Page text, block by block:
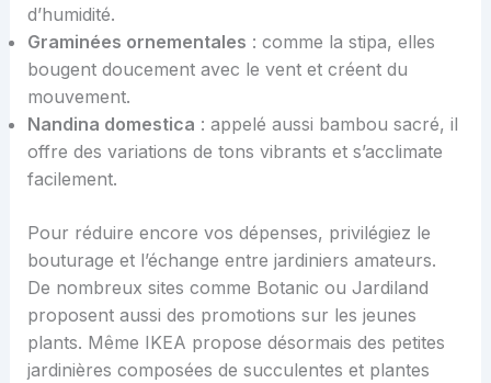
d’humidité.
Graminées ornementales : comme la stipa, elles
bougent doucement avec le vent et créent du
mouvement.
Nandina domestica : appelé aussi bambou sacré, il
offre des variations de tons vibrants et s’acclimate
facilement.
Pour réduire encore vos dépenses, privilégiez le
bouturage et l’échange entre jardiniers amateurs.
De nombreux sites comme Botanic ou Jardiland
proposent aussi des promotions sur les jeunes
plants. Même IKEA propose désormais des petites
jardinières composées de succulentes et plantes